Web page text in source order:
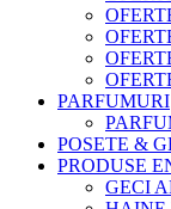
PARFUMURI
POSETE &
PRODUSE
GECI